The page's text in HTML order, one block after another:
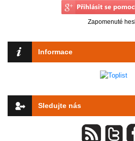
Zapomenuté
Informace
Sledujte nás